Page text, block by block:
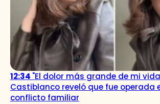
12:34 "El dolor más grande de mi
Castiblanco reveló que fue operada
conflicto familiar